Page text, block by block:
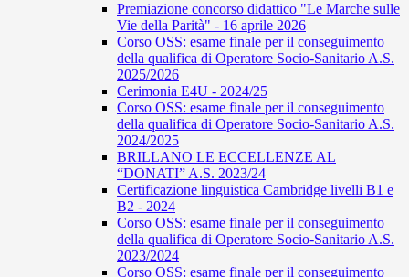
Premiazione concorso didattico "Le Marche sulle
Vie della Parità" - 16 aprile 2026
Corso OSS: esame finale per il conseguimento
della qualifica di Operatore Socio-Sanitario A.S.
2025/2026
Cerimonia E4U - 2024/25
Corso OSS: esame finale per il conseguimento
della qualifica di Operatore Socio-Sanitario A.S.
2024/2025
BRILLANO LE ECCELLENZE AL
“DONATI” A.S. 2023/24
Certificazione linguistica Cambridge livelli B1 e
B2 - 2024
Corso OSS: esame finale per il conseguimento
della qualifica di Operatore Socio-Sanitario A.S.
2023/2024
Corso OSS: esame finale per il conseguimento